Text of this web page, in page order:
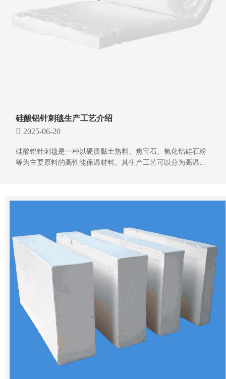
硅酸铝针刺毯生产工艺介绍
2025-06-20
硅酸铝针刺毯是一种以硬质黏土熟料、焦宝石、氧化铝硅石粉
等为主要原料的高性能保温材料。其生产工艺可以分为高温熔